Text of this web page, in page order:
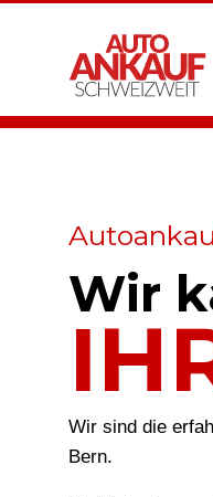
Wir
Wir sind die
Bern.